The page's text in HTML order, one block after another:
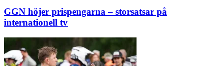
GGN höjer prispengarna – storsatsar på
internationell tv